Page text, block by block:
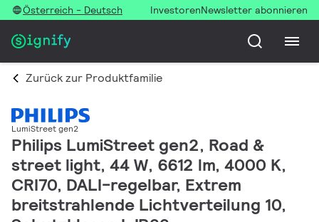
Österreich - Deutsch InvestorenNewsletter abonnieren
Zurück zur Produktfamilie
LumiStreet gen2
Philips LumiStreet gen2, Road &
street light, 44 W, 6612 lm, 4000 K,
CRI70, DALI-regelbar, Extrem
breitstrahlende Lichtverteilung 10,